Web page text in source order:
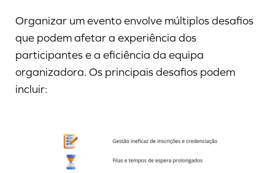
Organizar um evento envolve múltiplos desafios
que podem afetar a experiência dos
participantes e a eficiência da equipa
organizadora. Os principais desafios podem
incluir: